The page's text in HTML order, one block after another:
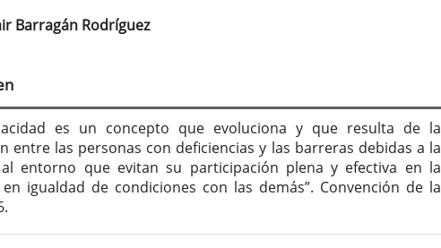
Barragán Rodríguez
es un concepto que evoluciona y que resulta de la
entre las personas con deficiencias y las barreras debidas a la
entorno que evitan su participación plena y efectiva en la
igualdad de condiciones con las demás”. Convención de la